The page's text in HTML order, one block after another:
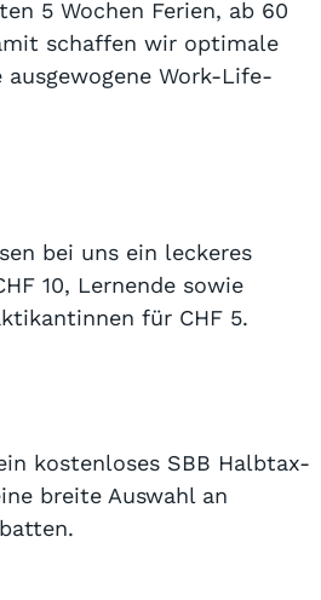
5 Wochen Ferien, ab 60
schaffen wir optimale
ausgewogene Work-Life-
bei uns ein leckeres
10, Lernende sowie
für CHF 5.
kostenloses SBB Halbtax-
breite Auswahl an